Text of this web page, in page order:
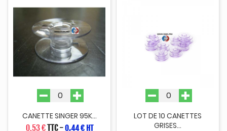
CANETTE SINGER 95K...
0,53 €TTC-0,44 € HT
LOT DE 10 CANETTES
GRISES...